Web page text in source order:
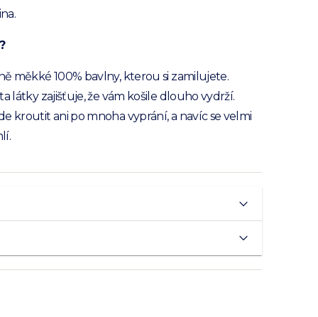
měkké 100% bavlny, kterou si zamilujete.
látky zajišťuje, že vám košile dlouho vydrží.
kroutit ani po mnoha vyprání, a navíc se velmi